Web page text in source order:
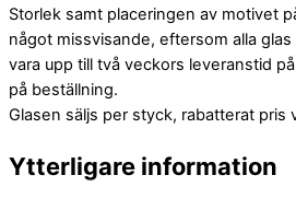
Storlek samt placeringen av motivet
något missvisande, eftersom alla
vara upp till två veckors leveranstid
på beställning.
Glasen säljs per styck, rabatterat pris
Ytterligare information